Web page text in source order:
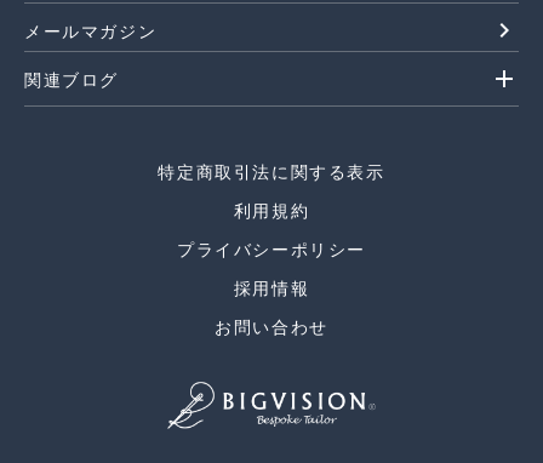
メールマガジン navigate_next
関連ブログ add
特定商取引法に関する表示
利用規約
プライバシーポリシー
採用情報
お問い合わせ